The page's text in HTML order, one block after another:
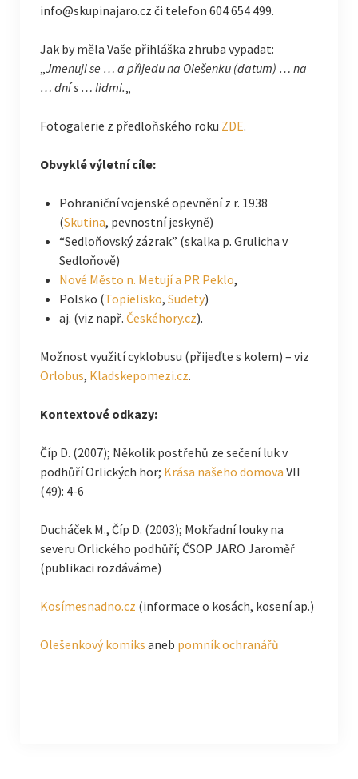
info@skupinajaro.cz či telefon 604 654 499.
Jak by měla Vaše přihláška zhruba vypadat:
Jmenuji se … a přijedu na Olešenku (datum) … na
… dní s … lidmi.
Fotogalerie z předloňského roku ZDE.
Obvyklé výletní cíle:
Pohraniční vojenské opevnění z r. 1938
(Skutina, pevnostní jeskyně)
“Sedloňovský zázrak” (skalka p. Grulicha v
Sedloňově)
Nové Město n. Metují a PR Peklo,
Polsko (Topielisko, Sudety)
aj. (viz např. Českéhory.cz).
Možnost využití cyklobusu (přijeďte s kolem) – viz
Orlobus, Kladskepomezi.cz.
Kontextové odkazy:
Číp D. (2007); Několik postřehů ze sečení luk v
podhůří Orlických hor; Krása našeho domova VII
(49): 4-6
Ducháček M., Číp D. (2003); Mokřadní louky na
severu Orlického podhůří; ČSOP JARO Jaroměř
(publikaci rozdáváme)
Kosímesnadno.cz (informace o kosách, kosení ap.)
Olešenkový komiks aneb pomník ochranářů